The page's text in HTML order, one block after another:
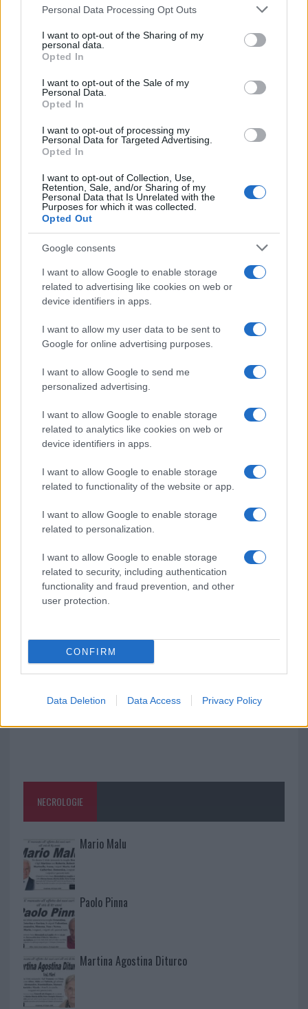
Please note that this website/app uses one or more Google
not limited to your visit or usage behaviour. You may click to
grant or deny consent to Google and its third-party tags to
use your data for below specified purposes in below Google
consent section.
Personal Data Processing Opt Outs
I want to opt-out of the Sharing of my
personal data.
Opted In
I want to opt-out of the Sale of my
Personal Data.
Opted In
I want to opt-out of processing my
Personal Data for Targeted Advertising.
Opted In
I want to opt-out of Collection, Use,
Retention, Sale, and/or Sharing of my
Personal Data that Is Unrelated with the
Purposes for which it was collected.
Opted Out
Google consents
I want to allow Google to enable storage
related to advertising like cookies on web or
device identifiers in apps.
I want to allow my user data to be sent to
Google for online advertising purposes.
I want to allow Google to send me
personalized advertising.
I want to allow Google to enable storage
related to analytics like cookies on web or
device identifiers in apps.
I want to allow Google to enable storage
related to functionality of the website or app.
I want to allow Google to enable storage
related to personalization.
I want to allow Google to enable storage
related to security, including authentication
functionality and fraud prevention, and other
user protection.
CONFIRM
Data Deletion Data Access Privacy Policy
daGoogle News
Condividi l'articolo
F
a
ce
b
o
o
k
T
w
it
te
r
Pi
te
st
W
at
A
p
p
S
a
Articolo precedente
NOTIZIE RECENTI
va avanti: “Sicilia, ci sono”
Jovanotti, Gabry Ponte e Alfa: Olbia ombelico del
mondo per una notte
Giorgia Meloni a La Maddalena, la vicesindaco:
“Orgoglio e discrezione per visita privata̶…
Incendio nella notte a Olbia, a fuoco due furgoni
A fuoco un deposito con bombole, intervento dei
vigili del fuoco a Rudalza
Ristorante distrutto dalle fiamme a La
NECROLOGIE
Mario Malu
Paolo Pinna
Martina Agostina Diturco